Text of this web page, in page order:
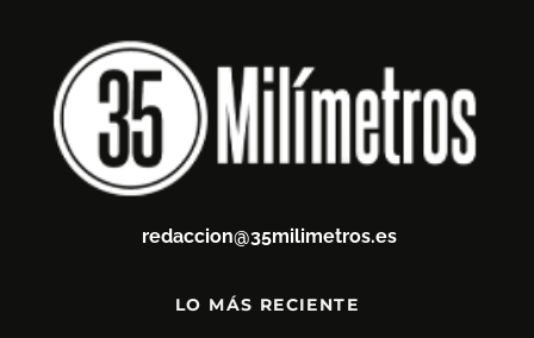
redaccion@35milimetros.es
LO MÁS RECIENTE